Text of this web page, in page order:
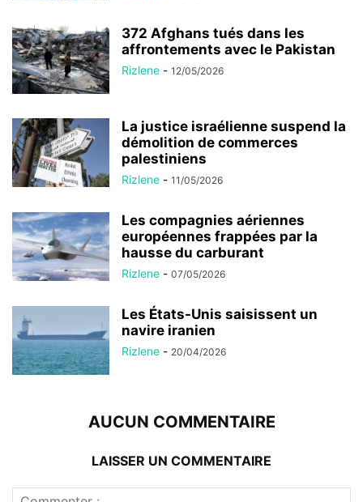
372 Afghans tués dans les
affrontements avec le Pakistan
Rizlene - 12/05/2026
La justice israélienne suspend la
démolition de commerces
palestiniens
Rizlene - 11/05/2026
Les compagnies aériennes
européennes frappées par la
hausse du carburant
Rizlene - 07/05/2026
Les États-Unis saisissent un
navire iranien
Rizlene - 20/04/2026
AUCUN COMMENTAIRE
LAISSER UN COMMENTAIRE